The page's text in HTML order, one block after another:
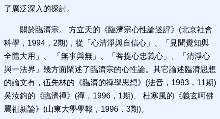
了廣泛深入的探討。
關於臨濟宗。 方立天的《臨濟宗心性論述評》(北京社會
科學，1994，2期)，從「心清淨與自信心」、「見聞覺知與
全體大用」、 「無事與無」、「菩提心忠義心」、「清淨心
與一法界」幾方面闡述了臨濟宗的心性論。其它論述臨濟思想
的論文有，伍先林的《臨濟的禪學思想》(法音，1993，11期)
吳汝鈞的《臨濟禪》(禪，1996，1期)、 杜寒風的《義玄呵佛
罵祖新論》(山東大學學報，1996，3期)。